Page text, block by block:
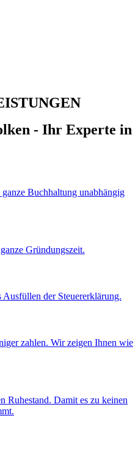
- Ihr Experte in
Buchhaltung unabhängig
Gründungszeit.
der Steuererklärung.
zahlen. Wir zeigen Ihnen wie
Ruhestand. Damit es zu keinen